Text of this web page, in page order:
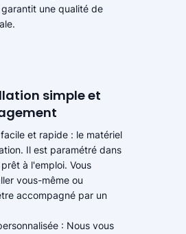
une qualité de
simple et
et rapide : le matériel
Il est paramétré dans
à l'emploi. Vous
vous-même ou
accompagné par un
: Nous vous